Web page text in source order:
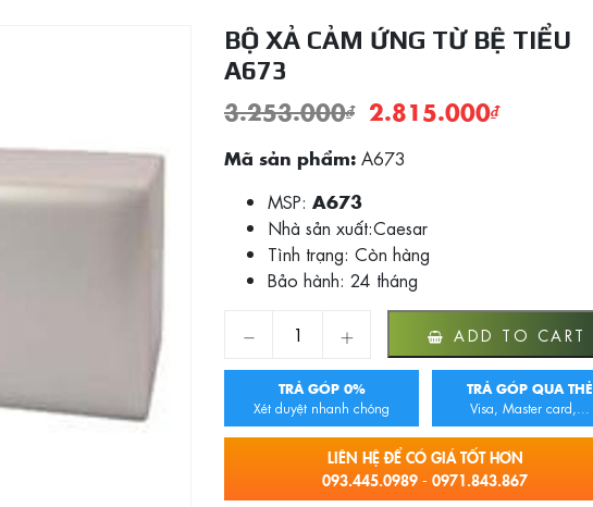
BỘ XẢ CẢM ỨNG TỪ BỆ TIỂU
A673
3.253.000₫ 2.815.000₫
Mã sản phẩm: A673
MSP: A673
Nhà sản xuất:Caesar
Tình trạng: Còn hàng
Bảo hành: 24 tháng
BỘ XẢ CẢM ỨNG TỪ BỆ TIỂU A673 quantity
ADD TO CART
TRẢ GÓP 0%
Xét duyệt nhanh chóng
TRẢ GÓP QUA THẺ
Visa, Master card,...
LIÊN HỆ ĐỂ CÓ GIÁ TỐT HƠN
093.445.0989 - 0971.843.867